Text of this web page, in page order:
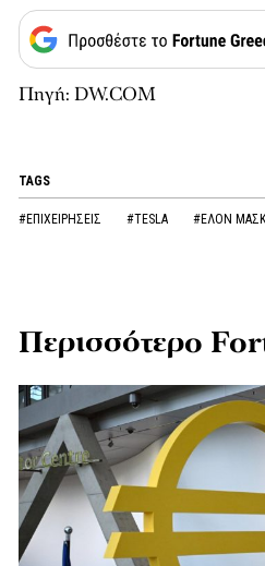
Πηγή: DW.COM
TAGS
#ΕΠΙΧΕΙΡΗΣΕΙΣ #TESLA #ΕΛΟΝ
Περισσότερο